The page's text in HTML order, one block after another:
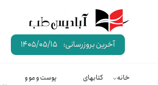
آخرین بروزرسانی: 1405/05/15
خانه
کتابهای
پوست و مو و